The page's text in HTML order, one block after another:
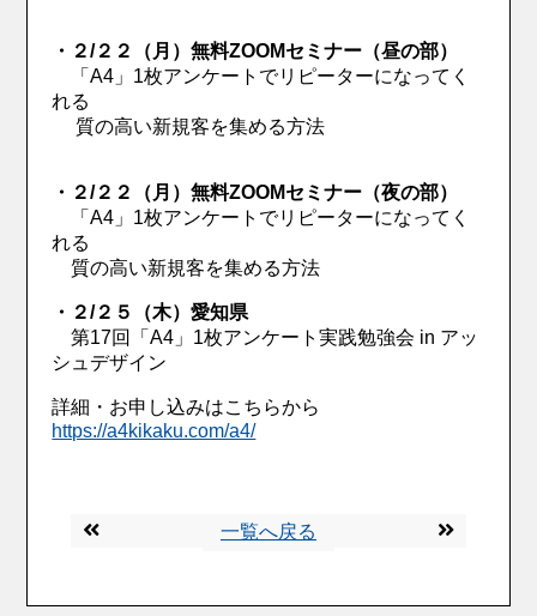
・２/２２（月）無料ZOOMセミナー（昼の部）
「A4」1枚アンケートでリピーターになってく
れる
質の高い新規客を集める方法
・２/２２（月）無料ZOOMセミナー（夜の部）
「A4」1枚アンケートでリピーターになってく
れる
質の高い新規客を集める方法
・２/２５（木）愛知県
第17回「A4」1枚アンケート実践勉強会 in アッ
シュデザイン
詳細・お申し込みはこちらから
https://a4kikaku.com/a4/
一覧へ戻る